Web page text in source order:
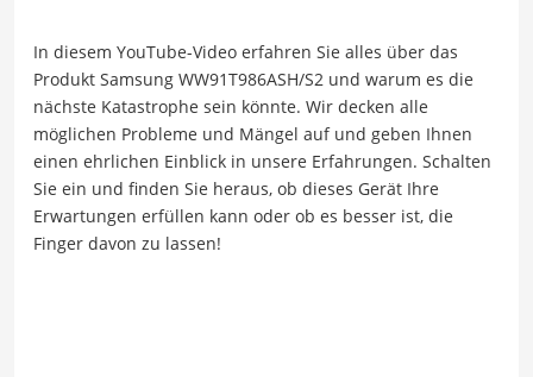
In diesem YouTube-Video erfahren Sie alles über das
Produkt Samsung WW91T986ASH/S2 und warum es die
nächste Katastrophe sein könnte. Wir decken alle
möglichen Probleme und Mängel auf und geben Ihnen
einen ehrlichen Einblick in unsere Erfahrungen. Schalten
Sie ein und finden Sie heraus, ob dieses Gerät Ihre
Erwartungen erfüllen kann oder ob es besser ist, die
Finger davon zu lassen!